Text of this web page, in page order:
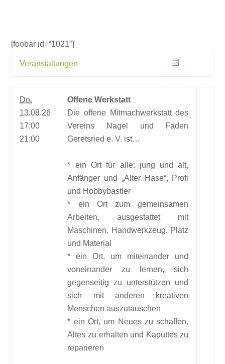
[foobar id=“1021″]
Veranstaltungen
Do.
13.08.26
17:00
21:00
Offene Werkstatt
Die offene Mitmachwerkstatt des
Vereins Nagel und Faden
Geretsried e. V. ist…
* ein Ort für alle: jung und alt,
Anfänger und „Alter Hase“, Profi
und Hobbybastler
* ein Ort zum gemeinsamen
Arbeiten, ausgestattet mit
Maschinen, Handwerkzeug, Platz
und Material
* ein Ort, um miteinander und
voneinander zu lernen, sich
gegenseitig zu unterstützen und
sich mit anderen kreativen
Menschen auszutauschen
* ein Ort, um Neues zu schaffen,
Altes zu erhalten und Kaputtes zu
reparieren